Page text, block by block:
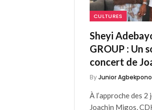
CULTURES
Sheyi
GROUP : Un
concert de
ByJunior
À l’approche des
Joachin Migos,